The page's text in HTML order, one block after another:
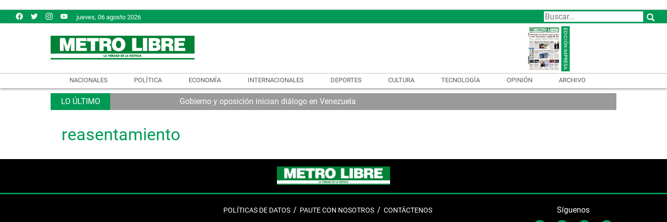
jueves, 06 agosto 2026
NACIONALES POLÍTICA ECONOMÍA INTERNACIONALES DEPORTES CULTURA TECNOLOGÍA OPINIÓN ARCHIVO
Gobierno y oposición inician diálogo en Venezuela
reasentamiento
POLÍTICAS DE DATOS PAUTE CON NOSOTROS CONTÁCTENOS Síguenos